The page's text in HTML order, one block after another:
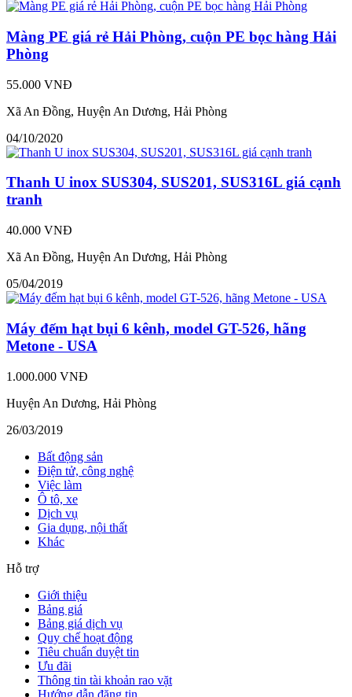
Màng PE giá rẻ Hải Phòng, cuộn PE bọc hàng Hải
Phòng
55.000 VNĐ
Xã An Đồng, Huyện An Dương, Hải Phòng
04/10/2020
Thanh U inox SUS304, SUS201, SUS316L giá cạnh
tranh
40.000 VNĐ
Xã An Đồng, Huyện An Dương, Hải Phòng
05/04/2019
Máy đếm hạt bụi 6 kênh, model GT-526, hãng
Metone - USA
1.000.000 VNĐ
Huyện An Dương, Hải Phòng
26/03/2019
Bất động sản
Điện tử, công nghệ
Việc làm
Ô tô, xe
Dịch vụ
Gia dụng, nội thất
Khác
Hỗ trợ
Giới thiệu
Bảng giá
Bảng giá dịch vụ
Quy chế hoạt động
Tiêu chuẩn duyệt tin
Ưu đãi
Thông tin tài khoản rao vặt
Hướng dẫn đăng tin